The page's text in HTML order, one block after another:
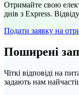
Отримайте свою
днів з Express.
Подати заявку на
Поширені
Чіткі відповіді на
задають нам